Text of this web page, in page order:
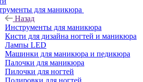
для маникюра
Назад
Инструменты для маникюра
Кисти для дизайна ногтей и маникюра
Лампы LED
Машинки для маникюра и педикюра
Палочки для маникюра
Пилочки для ногтей
Полировки для ногтей